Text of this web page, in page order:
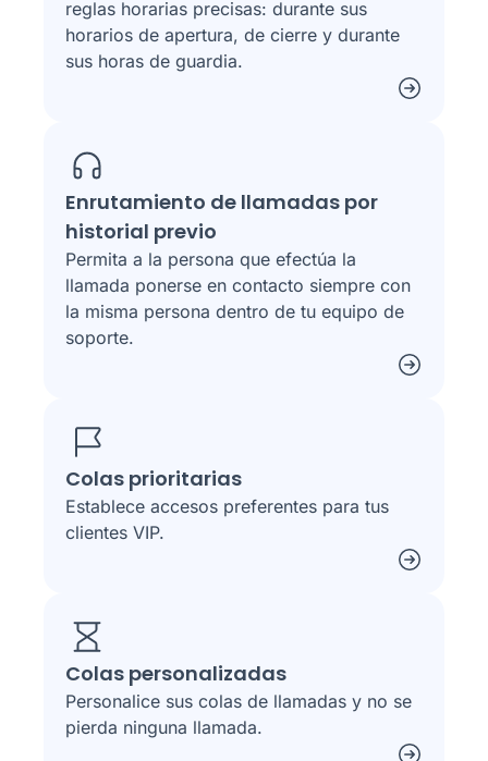
reglas horarias precisas: durante sus
horarios de apertura, de cierre y durante
sus horas de guardia.
Enrutamiento de llamadas por
historial previo
Permita a la persona que efectúa la
llamada ponerse en contacto siempre con
la misma persona dentro de tu equipo de
soporte.
Colas prioritarias
Establece accesos preferentes para tus
clientes VIP.
Colas personalizadas
Personalice sus colas de llamadas y no se
pierda ninguna llamada.